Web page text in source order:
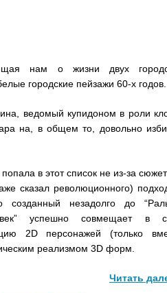
нам о жизни двух
городские пейзажи 60-х годов.
ведомый купидоном в роли
на, в общем то, довольно
в этот список не из-за
сказал революционного)
незадолго до
успешно совмещает в
2D персонажей (только
реализмом 3D форм.
Читать